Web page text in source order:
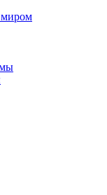
миром